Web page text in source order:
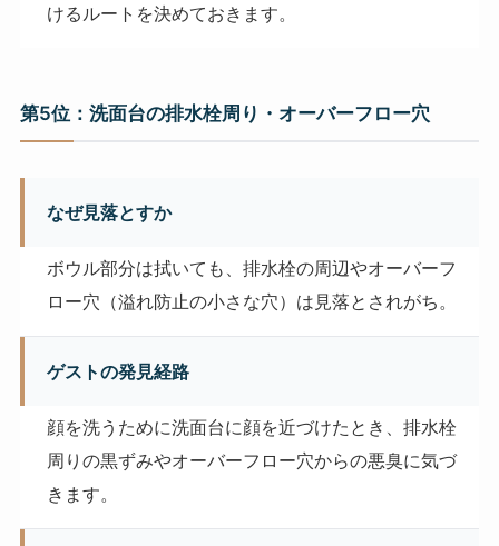
けるルートを決めておきます。
第5位：洗面台の排水栓周り・オーバーフロー穴
なぜ見落とすか
ボウル部分は拭いても、排水栓の周辺やオーバーフ
ロー穴（溢れ防止の小さな穴）は見落とされがち。
ゲストの発見経路
顔を洗うために洗面台に顔を近づけたとき、排水栓
周りの黒ずみやオーバーフロー穴からの悪臭に気づ
きます。